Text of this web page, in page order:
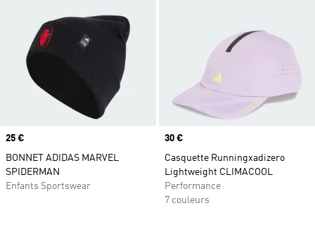
Prix
25 €
BONNET ADIDAS MARVEL
SPIDERMAN
Enfants Sportswear
Prix
30 €
Casquette Runningxadizero
Lightweight CLIMACOOL
Performance
7 couleurs